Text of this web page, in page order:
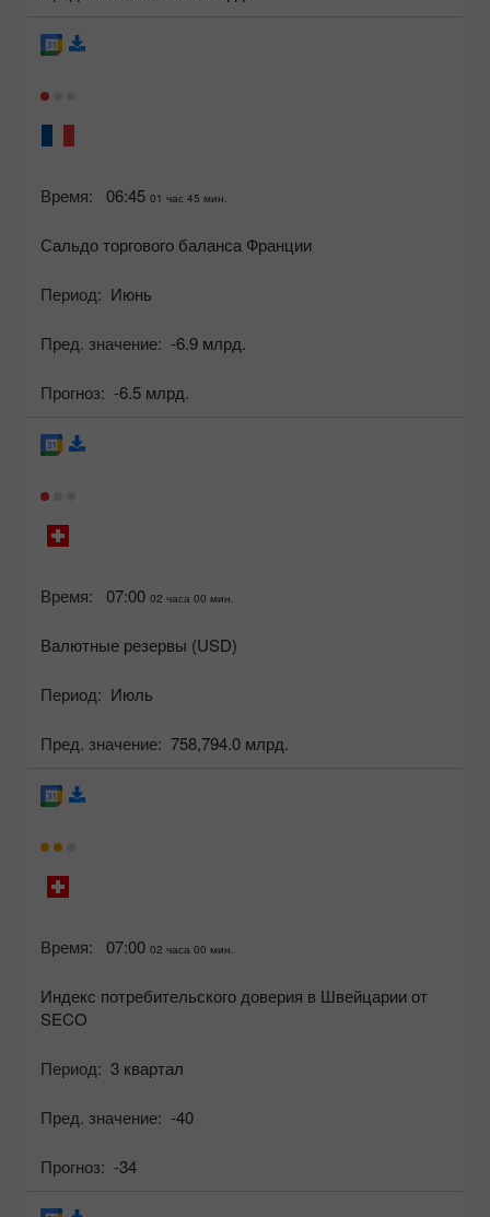
Время: 06:45 01 час 45 мин.
Сальдо торгового баланса Франции
Период: Июнь
Пред. значение: -6.9 млрд.
Прогноз: -6.5 млрд.
Время: 07:00 02 часа 00 мин.
Валютные резервы (USD)
Период: Июль
Пред. значение: 758,794.0 млрд.
Время: 07:00 02 часа 00 мин.
Индекс потребительского доверия в Швейцарии от
SECO
Период: 3 квартал
Пред. значение: -40
Прогноз: -34